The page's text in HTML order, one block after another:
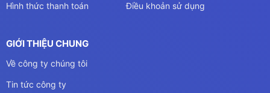
Hình thức thanh toán
Điều khoản sử dụng
GIỚI THIỆU CHUNG
Về công ty chúng tôi
Tin tức công ty